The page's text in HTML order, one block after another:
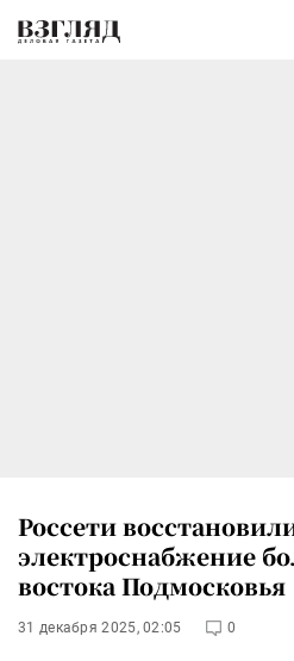
Россети
электроснабжение
востока Подмосковья
31 декабря 2025, 02:05 0